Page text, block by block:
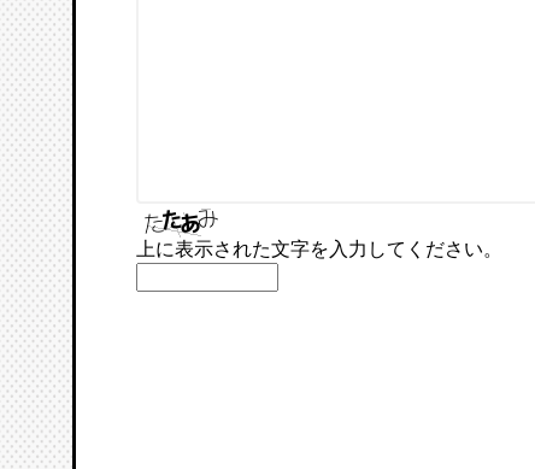
上に表示された文字を入力してください。